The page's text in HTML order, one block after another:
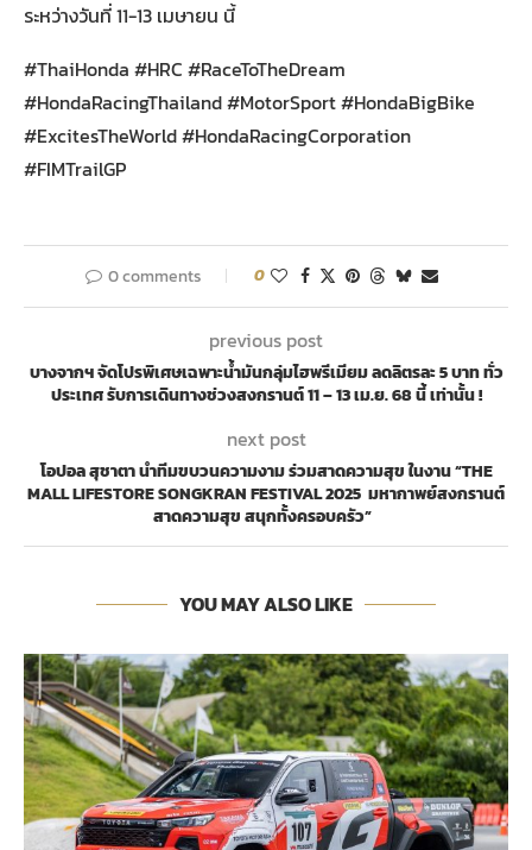
ระหว่างวันที่ 11-13 เมษายน นี้
#ThaiHonda #HRC #RaceToTheDream
#HondaRacingThailand #MotorSport #HondaBigBike
#ExcitesTheWorld #HondaRacingCorporation
#FIMTrailGP
0 comments 0
previous post
บางจากฯ จัดโปรพิเศษเฉพาะน้ำมันกลุ่มไฮพรีเมียม ลดลิตรละ 5 บาท ทั่ว
ประเทศ รับการเดินทางช่วงสงกรานต์ 11 – 13 เม.ย. 68 นี้ เท่านั้น !
next post
โอปอล สุชาตา นำทีมขบวนความงาม ร่วมสาดความสุข ในงาน “THE
MALL LIFESTORE SONGKRAN FESTIVAL 2025 มหากาพย์สงกรานต์
สาดความสุข สนุกทั้งครอบครัว”
YOU MAY ALSO LIKE